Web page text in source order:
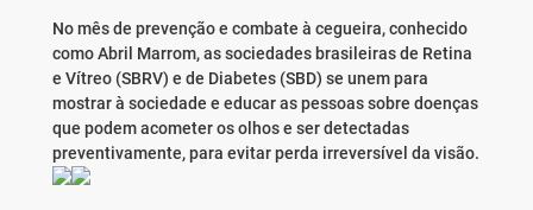
No mês de prevenção e combate à cegueira, conhecido
como Abril Marrom, as sociedades brasileiras de Retina
e Vítreo (SBRV) e de Diabetes (SBD) se unem para
mostrar à sociedade e educar as pessoas sobre doenças
que podem acometer os olhos e ser detectadas
preventivamente, para evitar perda irreversível da visão.